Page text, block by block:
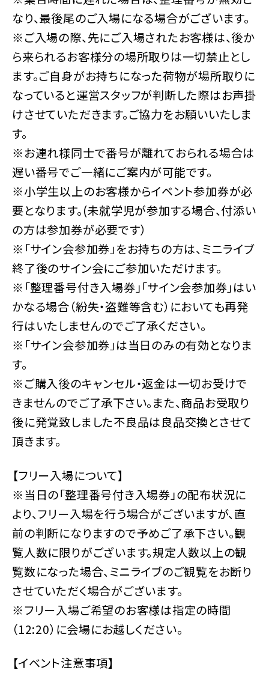
なり、最後尾のご入場になる場合がございます。
※ご入場の際、先にご入場されたお客様は、後か
ら来られるお客様分の場所取りは一切禁止とし
ます。ご自身がお持ちになった荷物が場所取りに
なっていると運営スタッフが判断した際はお声掛
けさせていただきます。ご協力をお願いいたしま
す。
※お連れ様同士で番号が離れておられる場合は
遅い番号でご一緒にご案内が可能です。
※小学生以上のお客様からイベント参加券が必
要となります。(未就学児が参加する場合、付添い
の方は参加券が必要です）
※「サイン会参加券」をお持ちの方は、ミニライブ
終了後のサイン会にご参加いただけます。
※「整理番号付き入場券」「サイン会参加券」はい
かなる場合（紛失・盗難等含む）においても再発
行はいたしませんのでご了承ください。
※「サイン会参加券」は当日のみの有効となりま
す。
※ご購入後のキャンセル・返金は一切お受けで
きませんのでご了承下さい。また、商品お受取り
後に発覚致しました不良品は良品交換とさせて
頂きます。
【フリー入場について】
※当日の「整理番号付き入場券」の配布状況に
より、フリー入場を行う場合がございますが、直
前の判断になりますので予めご了承下さい。観
覧人数に限りがございます。規定人数以上の観
覧数になった場合、ミニライブのご観覧をお断り
させていただく場合がございます。
※フリー入場ご希望のお客様は指定の時間
（12:20）に会場にお越しください。
【イベント注意事項】